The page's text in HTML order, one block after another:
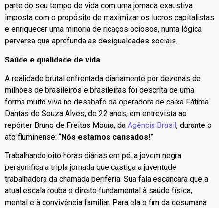
parte do seu tempo de vida com uma jornada exaustiva
imposta com o propósito de maximizar os lucros capitalistas
e enriquecer uma minoria de ricaços ociosos, numa lógica
perversa que aprofunda as desigualdades sociais.
Saúde e qualidade de vida
A realidade brutal enfrentada diariamente por dezenas de
milhões de brasileiros e brasileiras foi descrita de uma
forma muito viva no desabafo da operadora de caixa Fátima
Dantas de Souza Alves, de 22 anos, em entrevista ao
repórter Bruno de Freitas Moura, da Agência Brasil, durante o
ato fluminense: “Nós estamos cansados!”
Trabalhando oito horas diárias em pé, a jovem negra
personifica a tripla jornada que castiga a juventude
trabalhadora da chamada periferia. Sua fala escancara que a
atual escala rouba o direito fundamental à saúde física,
mental e à convivência familiar. Para ela o fim da desumana